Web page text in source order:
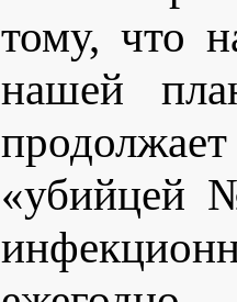
тому, что
нашей
«убийцей